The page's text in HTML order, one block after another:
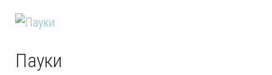
Пауки